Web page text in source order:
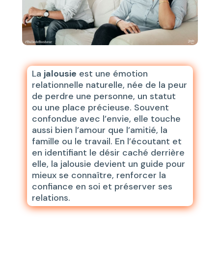
La jalousie est une émotion
relationnelle naturelle, née de la peur
de perdre une personne, un statut
ou une place précieuse. Souvent
confondue avec l’envie, elle touche
aussi bien l’amour que l’amitié, la
famille ou le travail. En l’écoutant et
en identifiant le désir caché derrière
elle, la jalousie devient un guide pour
mieux se connaître, renforcer la
confiance en soi et préserver ses
relations.